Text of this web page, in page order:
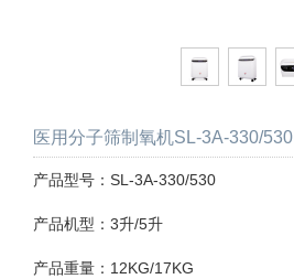
医用分子筛制氧机SL-3A-330/530
产品型号：SL-3A-330/530
产品机型：3升/5升
产品重量：12KG/17KG